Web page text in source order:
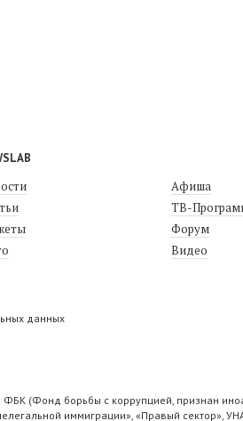
Афиша
ТВ-
Форум
Видео
данных
(Фонд борьбы с коррупцией, признан
иммиграции», «Правый сектор»,